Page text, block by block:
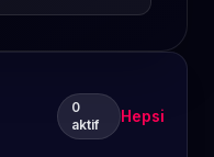
0
aktif
Hepsi